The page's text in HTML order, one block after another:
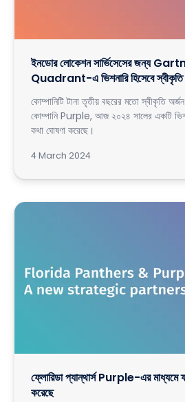
ইনডোর লোকেশন সার্ভিসেসের জন্য
Quadrant-এ ভিশনারি হিসেবে
কোম্পানিটি টানা তৃতীয় বছরের মতো স্বীকৃতি
কোম্পানি Purple, আজ ২০২৪ সালের একটি
কথা ঘোষণা করেছে।
4 March 2024
ফ্লোরিডা প্যান্থার্স Purple-এর
করেছে